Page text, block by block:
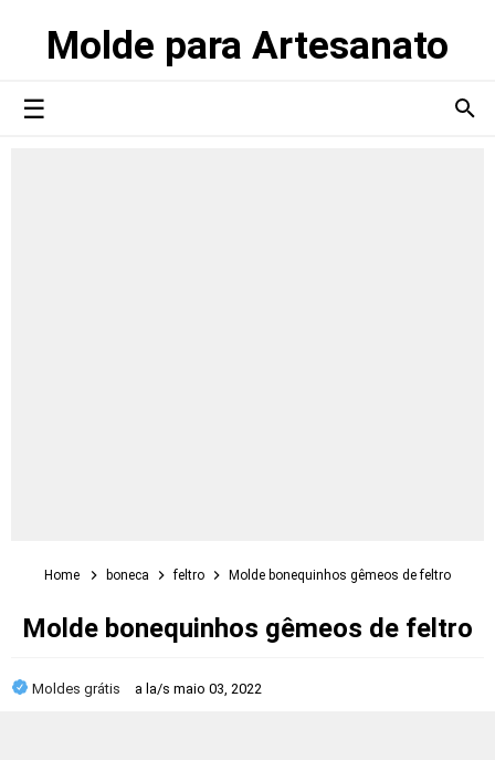
Molde para Artesanato
Home boneca feltro Molde bonequinhos gêmeos de feltro
Molde bonequinhos gêmeos de feltro
Moldes grátis a la/s maio 03, 2022